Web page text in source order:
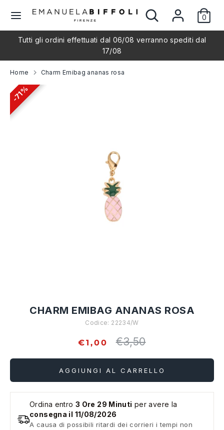
Cerca
Cerca
nostro
negozio
0
L
n
g
u
nel
nostro
Tutti gli ordini effettuati dal 06/08 verranno spediti dal
17/08
Home Charm Emibag ananas rosa
71%
71%
CHARM EMIBAG ANANAS ROSA
Codice: 22234/W
€1,00
Prezzo
€3,50
AGGIUNGI AL CARRELLO
Ordina entro 3 Ore 29 Minuti per avere la
consegna il 11/08/2026
A causa di possibili ritardi dei corrieri i tempi non